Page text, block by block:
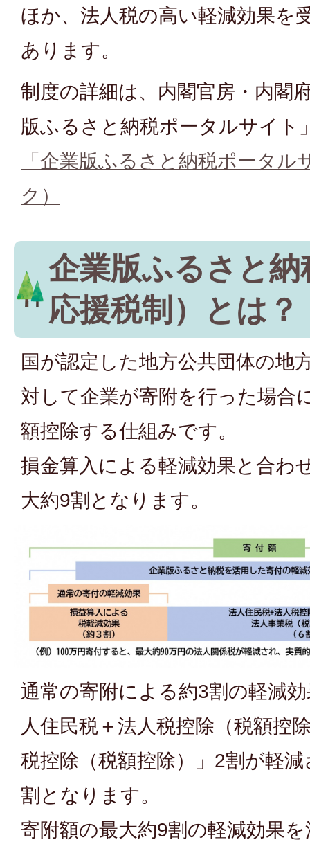
ほか、法人税の高い軽減効果を
あります。
制度の詳細は、内閣官房・内閣
版ふるさと納税ポータルサイト
「企業版ふるさと納税ポータル
ク）
企業版ふるさと
応援税制）とは？
国が認定した地方公共団体の地
対して企業が寄附を行った場合
額控除する仕組みです。
損金算入による軽減効果と合わ
大約9割となります。
通常の寄附による約3割の軽減
人住民税＋法人税控除（税額控
税控除（税額控除）」2割が軽
割となります。
寄附額の最大約9割の軽減効果